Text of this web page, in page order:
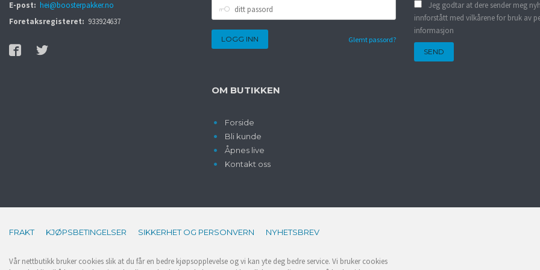
E-post: hei@boosterpakker.no
Foretaksregisteret: 933924637
PASSORD
Glemt passord?
OM BUTIKKEN
Forside
Bli kunde
Åpnes live
Kontakt oss
Jeg godtar at dere sender meg
innforstått med vilkårene for bruk av
informasjon
FRAKT KJØPSBETINGELSER SIKKERHET OG PERSONVERN NYHETSBREV
Vår nettbutikk bruker cookies slik at du får en bedre kjøpsopplevelse og vi kan yte deg bedre service. Vi bruker cookies